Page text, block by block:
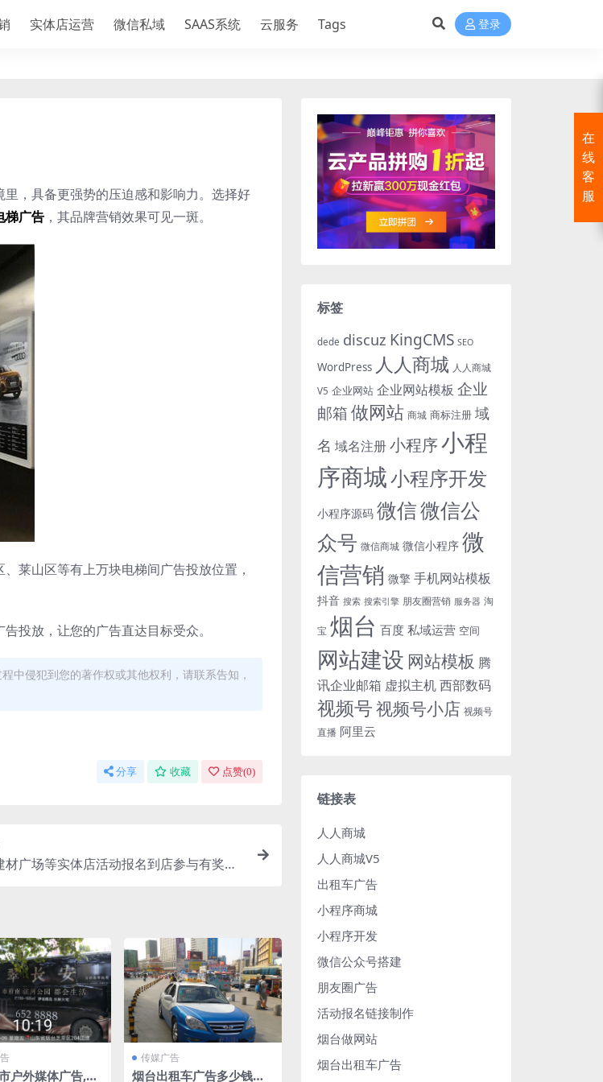
实体店运营 微信私域 SAAS系统 云服务 Tags 登录
，具备更强势的压迫感和影响力。选择好
梯广告 ，其品牌营销效果可见一斑。
莱山区等有上万块电梯间广告投放位置，
投放，让您的广告直达目标受众。
中侵犯到您的著作权或其他权利，请联系告知，
分享 收藏 点赞(0)
材广场等实体店活动报名到店参与有奖解
户外媒体广告,烟
传媒广告
烟台出租车广告多少钱一
标签
dede discuz KingCMS SEO
WordPress 人人商城 人人商城
V5 企业网站 企业网站模板 企业
邮箱 做网站 商城 商标注册 域
名 域名注册小程序小程
序商城小程序开发
小程序源码 微信微信公
众号 微信商城 微信小程序 微
信营销 微擎 手机网站模板
抖音 搜索 搜索引擎 朋友圈营销 服务器 淘
宝 烟台 百度 私域运营 空间
网站建设 网站模板 腾
讯企业邮箱 虚拟主机西部数码
视频号视频号小店 视频号
直播 阿里云
链接表
人人商城
人人商城V5
出租车广告
小程序商城
小程序开发
微信公众号搭建
朋友圈广告
活动报名链接制作
烟台做网站
烟台出租车广告
在
线
客
服